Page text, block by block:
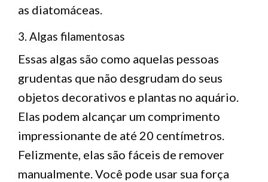
as diatomáceas.
3. Algas filamentosas
Essas algas são como aquelas pessoas
grudentas que não desgrudam do seus
objetos decorativos e plantas no aquário.
Elas podem alcançar um comprimento
impressionante de até 20 centímetros.
Felizmente, elas são fáceis de remover
manualmente. Você pode usar sua força